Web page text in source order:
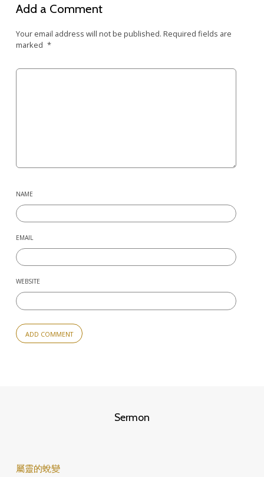
Add a Comment
Your email address will not be published. Required fields are
marked *
NAME
EMAIL
WEBSITE
Sermon
屬靈的蛻變